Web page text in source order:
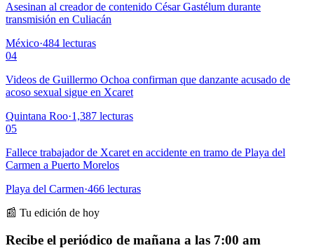
Asesinan al creador de contenido César Gastélum durante
transmisión en Culiacán
México·484 lecturas
04
Videos de Guillermo Ochoa confirman que danzante acusado de
acoso sexual sigue en Xcaret
Quintana Roo·1,387 lecturas
05
Fallece trabajador de Xcaret en accidente en tramo de Playa del
Carmen a Puerto Morelos
Playa del Carmen·466 lecturas
📰 Tu edición de hoy
Recibe el periódico de mañana a las 7:00 am